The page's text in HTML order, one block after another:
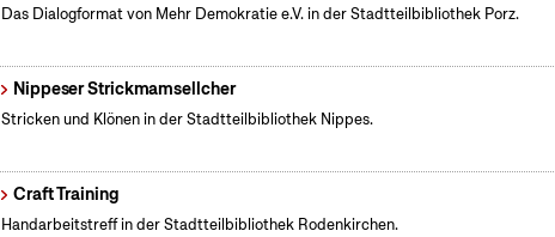
Das Dialogformat von Mehr Demokratie e.V. in der Stadtteilbibliothek Porz.
Nippeser Strickmamsellcher
Stricken und Klönen in der Stadtteilbibliothek Nippes.
Craft Training
Handarbeitstreff in der Stadtteilbibliothek Rodenkirchen.